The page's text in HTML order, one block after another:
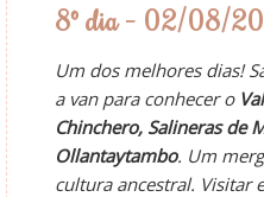
8º dia – 02/08/
Um dos melhores dias!
a van para conhecer o
Chinchero, Salineras de
Ollantaytambo. Um
cultura ancestral. Visitar